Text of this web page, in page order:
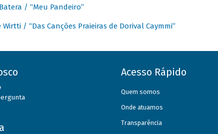
/ “Meu Pandeiro”
Wirtti / “Das Canções Praieiras de Dorival Caymmi”
Acesso Rápido
Quem somos
Onde atuamos
Transparência